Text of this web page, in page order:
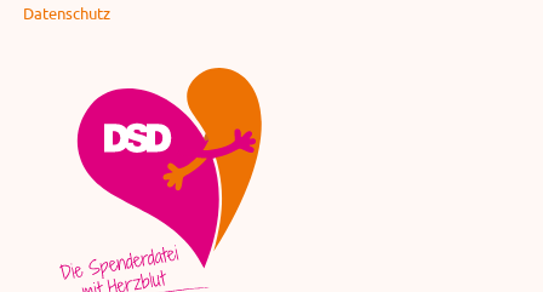
Datenschutz